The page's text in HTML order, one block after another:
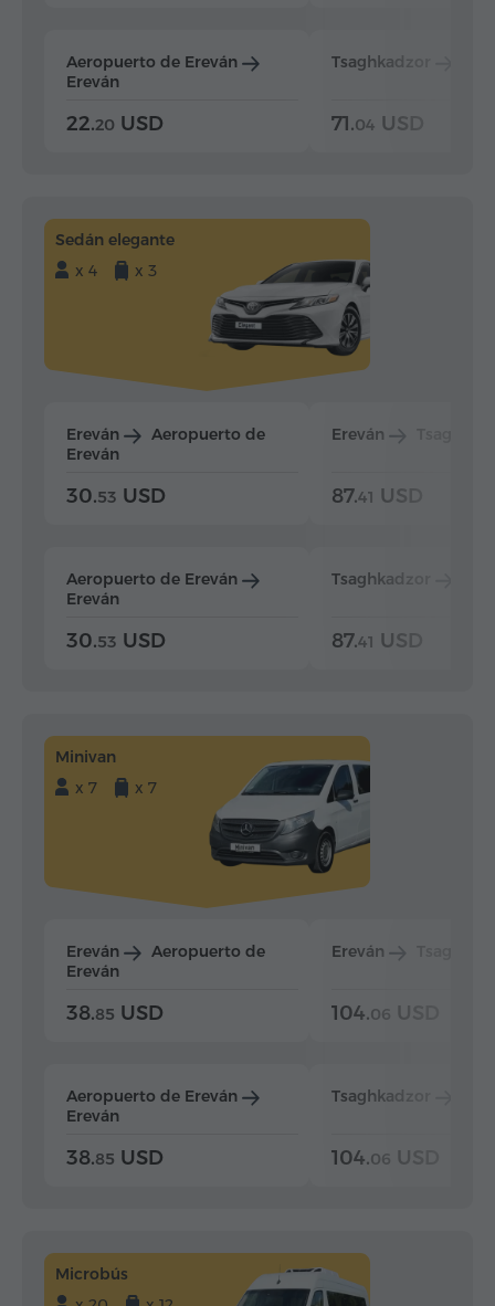
Aeropuerto de Ereván
Ereván
22.20 USD
Tsaghkadzor
71.04 USD
Sedán elegante
x 4
x 3
Ereván
Aeropuerto de
Ereván
30.53 USD
Aeropuerto de Ereván
Ereván
30.53 USD
Ereván
87.41 USD
Tsaghkadzor
87.41 USD
Minivan
x 7
x 7
Ereván
Aeropuerto de
Ereván
38.85 USD
Aeropuerto de Ereván
Ereván
38.85 USD
Ereván
104.06 USD
Tsaghkadzor
104.06 USD
Microbús